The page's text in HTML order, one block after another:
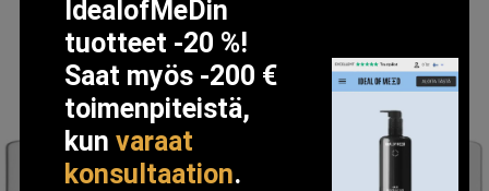
IdealofMeDin
tuotteet -20 %!
Saat myös -200 €
toimenpiteistä,
kunvaraat
konsultaation.